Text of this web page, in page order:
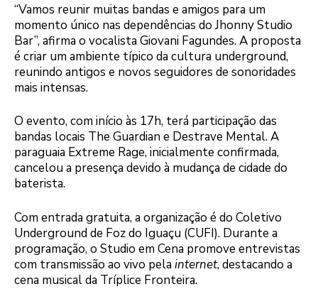
“Vamos reunir muitas bandas e amigos para um
momento único nas dependências do Jhonny Studio
Bar”, afirma o vocalista Giovani Fagundes. A proposta
é criar um ambiente típico da cultura underground,
reunindo antigos e novos seguidores de sonoridades
mais intensas.
O evento, com início às 17h, terá participação das
bandas locais The Guardian e Destrave Mental. A
paraguaia Extreme Rage, inicialmente confirmada,
cancelou a presença devido à mudança de cidade do
baterista.
Com entrada gratuita, a organização é do Coletivo
Underground de Foz do Iguaçu (CUFI). Durante a
programação, o Studio em Cena promove entrevistas
com transmissão ao vivo pelainternet, destacando a
cena musical da Tríplice Fronteira.